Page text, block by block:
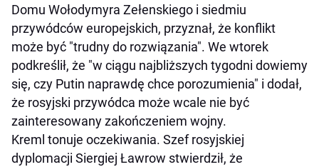
Domu Wołodymyra Zełenskiego i siedmiu
przywódców europejskich, przyznał, że konflikt
może być "trudny do rozwiązania". We wtorek
podkreślił, że "w ciągu najbliższych tygodni dowiemy
się, czy Putin naprawdę chce porozumienia" i dodał,
że rosyjski przywódca może wcale nie być
zainteresowany zakończeniem wojny.
Kreml tonuje oczekiwania. Szef rosyjskiej
dyplomacji Siergiej Ławrow stwierdził, że